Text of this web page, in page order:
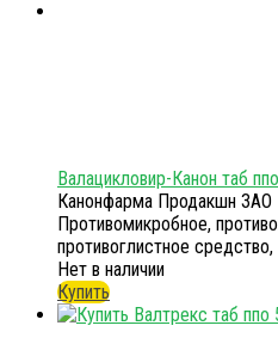
Валацикловир-Канон таб
Канонфарма Продакшн ЗАО
Противомикробное,
противоглистное
Нет в наличии
Купить